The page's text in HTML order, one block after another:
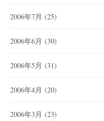
2006年7月 (25)
2006年6月 (30)
2006年5月 (31)
2006年4月 (20)
2006年3月 (23)